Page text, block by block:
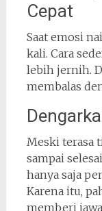
Cepat
Saat emosi
kali. Cara
lebih jernih.
membalas
Meski terasa
sampai
hanya saja
Karena itu,
memberi